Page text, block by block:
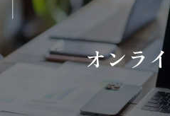
オンラ